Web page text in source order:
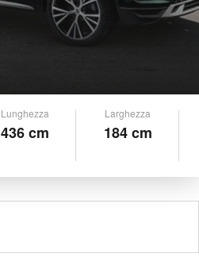
Lunghezza
436 cm
Larghezza
184 cm